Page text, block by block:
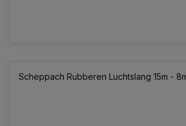
Scheppach Rubberen Luchtslang 15m -